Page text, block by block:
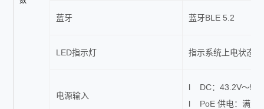
蓝牙 蓝牙BLE 5.2
LED指示灯 指示系统上电状态
电源输入
l DC：43.2V～
l PoE 供电：满足